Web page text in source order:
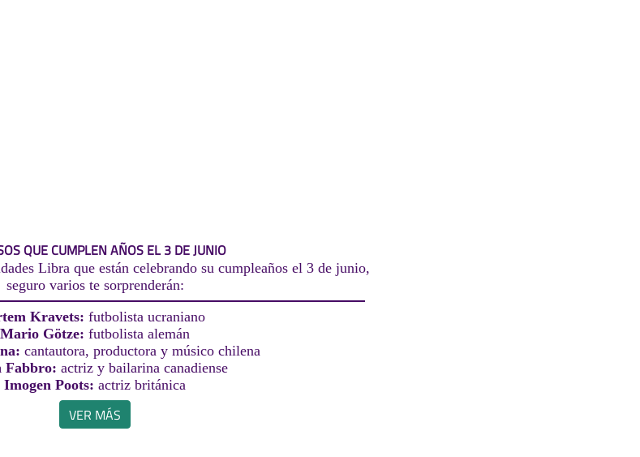
QUE CUMPLEN AÑOS EL 3 DE JUNIO
Libra que están celebrando su cumpleaños el 3 de junio,
seguro varios te sorprenderán:
Kravets: futbolista ucraniano
Mario Götze: futbolista alemán
cantautora, productora y músico chilena
Fabbro: actriz y bailarina canadiense
Imogen Poots: actriz británica
VER MÁS